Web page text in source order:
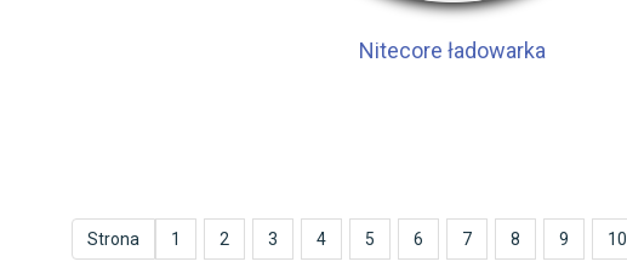
Nitecore ładowarka
Strona 1 2 3 4 5 6 7 8 9 10